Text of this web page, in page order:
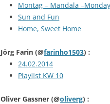
Montag – Mandala –Monday
Sun and Fun
Home, Sweet Home
Jörg Farin (@farinho1503) :
24.02.2014
Playlist KW 10
Oliver Gassner (@oliverg) :